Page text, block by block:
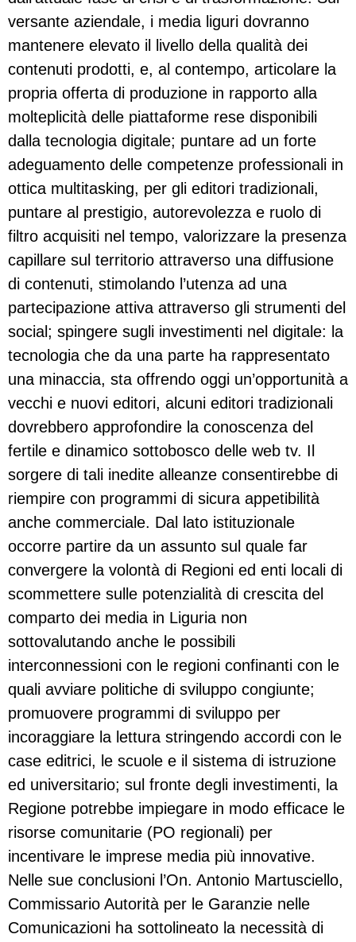
versante aziendale, i media liguri dovranno
mantenere elevato il livello della qualità dei
contenuti prodotti, e, al contempo, articolare la
propria offerta di produzione in rapporto alla
molteplicità delle piattaforme rese disponibili
dalla tecnologia digitale; puntare ad un forte
adeguamento delle competenze professionali in
ottica multitasking, per gli editori tradizionali,
puntare al prestigio, autorevolezza e ruolo di
filtro acquisiti nel tempo, valorizzare la presenza
capillare sul territorio attraverso una diffusione
di contenuti, stimolando l’utenza ad una
partecipazione attiva attraverso gli strumenti del
social; spingere sugli investimenti nel digitale: la
tecnologia che da una parte ha rappresentato
una minaccia, sta offrendo oggi un’opportunità a
vecchi e nuovi editori, alcuni editori tradizionali
dovrebbero approfondire la conoscenza del
fertile e dinamico sottobosco delle web tv. Il
sorgere di tali inedite alleanze consentirebbe di
riempire con programmi di sicura appetibilità
anche commerciale. Dal lato istituzionale
occorre partire da un assunto sul quale far
convergere la volontà di Regioni ed enti locali di
scommettere sulle potenzialità di crescita del
comparto dei media in Liguria non
sottovalutando anche le possibili
interconnessioni con le regioni confinanti con le
quali avviare politiche di sviluppo congiunte;
promuovere programmi di sviluppo per
incoraggiare la lettura stringendo accordi con le
case editrici, le scuole e il sistema di istruzione
ed universitario; sul fronte degli investimenti, la
Regione potrebbe impiegare in modo efficace le
risorse comunitarie (PO regionali) per
incentivare le imprese media più innovative.
Nelle sue conclusioni l’On. Antonio Martusciello,
Commissario Autorità per le Garanzie nelle
Comunicazioni ha sottolineato la necessità di